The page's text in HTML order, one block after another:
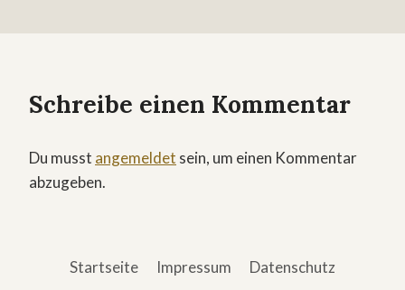
Schreibe einen Kommentar
Du musst angemeldet sein, um einen Kommentar
abzugeben.
Startseite Impressum
Datenschutz